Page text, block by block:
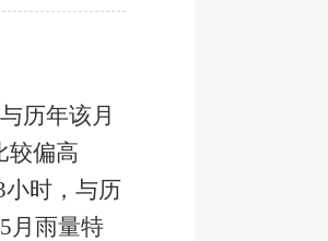
历年该月
偏高
小时，与历
5月雨量特